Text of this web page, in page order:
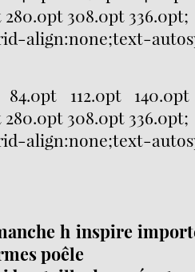
280.0pt 308.0pt 336.0pt;
align:none;text-
112.0pt
280.0pt 308.0pt 336.0pt;
align:none;text-
h inspire
poêle